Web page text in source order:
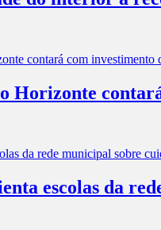
Horizonte
escolas da